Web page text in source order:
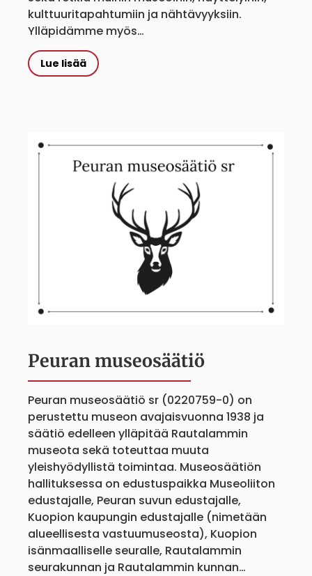
kulttuuritapahtumiin ja nähtävyyksiin.
Ylläpidämme myös…
Lue lisää
Peuran museosäätiö
Peuran museosäätiö sr (0220759-0) on
perustettu museon avajaisvuonna 1938 ja
säätiö edelleen ylläpitää Rautalammin
museota sekä toteuttaa muuta
yleishyödyllistä toimintaa. Museosäätiön
hallituksessa on edustuspaikka Museoliiton
edustajalle, Peuran suvun edustajalle,
Kuopion kaupungin edustajalle (nimetään
alueellisesta vastuumuseosta), Kuopion
isänmaalliselle seuralle, Rautalammin
seurakunnan ja Rautalammin kunnan…